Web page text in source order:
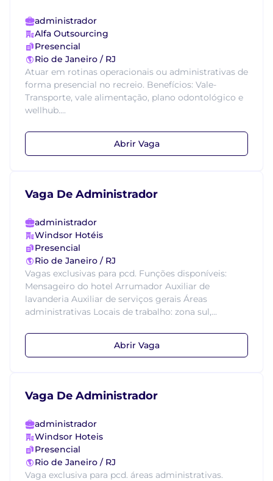
administrador
Alfa Outsourcing
Presencial
Rio de Janeiro / RJ
Atuar em rotinas operacionais ou administrativas de
forma presencial no recreio. Benefícios: Vale-
Transporte, vale alimentação, plano odontológico e
wellhub....
Abrir Vaga
Vaga De Administrador
administrador
Windsor Hotéis
Presencial
Rio de Janeiro / RJ
Vagas exclusivas para pcd. Funções disponíveis:
Mensageiro do hotel Arrumador Auxiliar de
lavanderia Auxiliar de serviços gerais Áreas
administrativas Locais de trabalho: zona sul,...
Abrir Vaga
Vaga De Administrador
administrador
Windsor Hoteis
Presencial
Rio de Janeiro / RJ
Vaga exclusiva para pcd. áreas administrativas.